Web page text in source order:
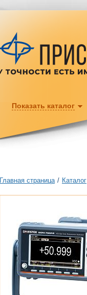
Показать каталог
Главная страница / Каталог